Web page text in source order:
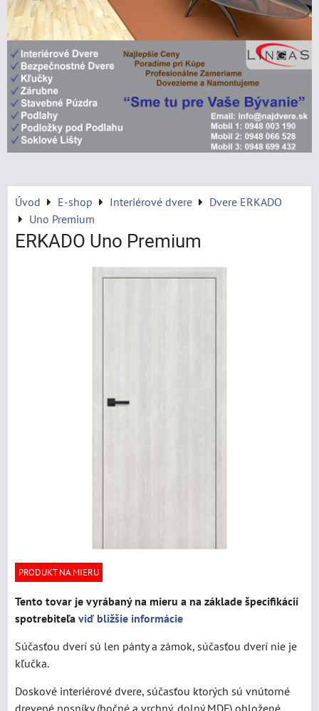
Úvod E-shop Interiérové dvere
Dvere ERKADO
Uno Premium
ERKADO Uno Premium
PRODUKT NA MIERU
Tento tovar je vyrábaný na mieru a na základe špecifikácií
spotrebiteľa viď bližšie informácie
Súčasťou dverí sú len pánty a zámok, súčasťou dverí nie je
kľučka.
Doskové interiérové dvere, súčasťou ktorých sú vnútorné
drevené nosníky (bočné a vrchný, dolný MDF) obložené